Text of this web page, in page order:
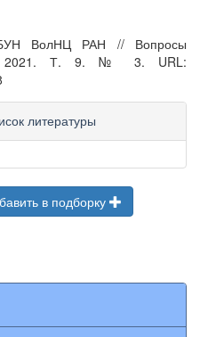
ВолНЦ РАН // Вопросы
2021. Т. 9. № 3. URL:
литературы
в подборку